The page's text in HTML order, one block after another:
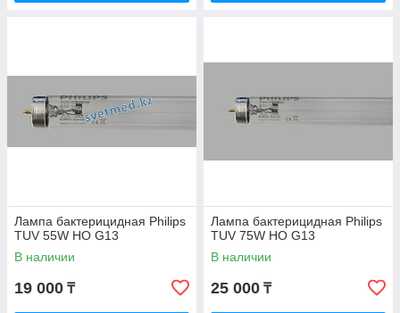
Лампа бактерицидная Philips
TUV 55W HO G13
В наличии
19 000 ₸
Лампа бактерицидная Philips
TUV 75W HO G13
В наличии
25 000 ₸